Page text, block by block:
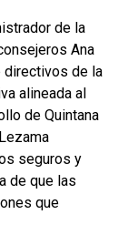
de la
Ana
directivos de la
alineada al
de Quintana
seguros y
de que las
que